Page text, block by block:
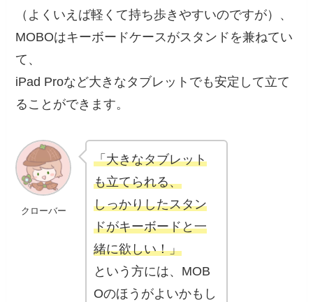
（よくいえば軽くて持ち歩きやすいのですが）、
MOBOはキーボードケースがスタンドを兼ねてい
て、
iPad Proなど大きなタブレットでも安定して立て
ることができます。
クローバー
「大きなタブレット
も立てられる、
しっかりしたスタン
ドがキーボードと一
緒に欲しい！」
という方には、MOB
Oのほうがよいかもし